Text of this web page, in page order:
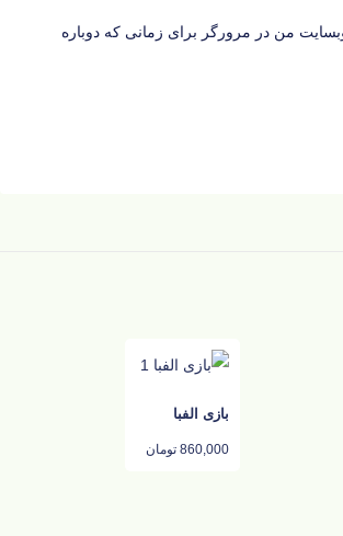
من در مرورگر برای زمانی که دوباره
بازی الفبا
860,000 تومان